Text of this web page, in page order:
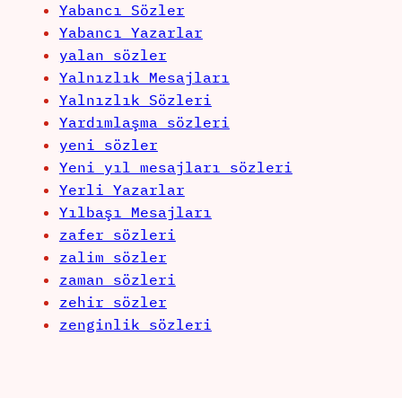
Yabancı Sözler
Yabancı Yazarlar
yalan sözler
Yalnızlık Mesajları
Yalnızlık Sözleri
Yardımlaşma sözleri
yeni sözler
Yeni yıl mesajları sözleri
Yerli Yazarlar
Yılbaşı Mesajları
zafer sözleri
zalim sözler
zaman sözleri
zehir sözler
zenginlik sözleri